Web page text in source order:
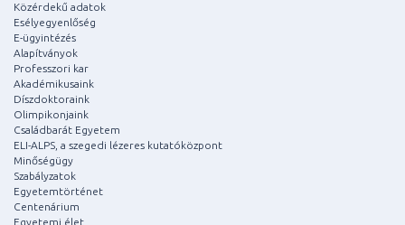
Közérdekű adatok
Esélyegyenlőség
E-ügyintézés
Alapítványok
Professzori kar
Akadémikusaink
Díszdoktoraink
Olimpikonjaink
Családbarát Egyetem
ELI-ALPS, a szegedi lézeres kutatóközpont
Minőségügy
Szabályzatok
Egyetemtörténet
Centenárium
Egyetemi élet